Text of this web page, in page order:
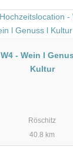
W4 - Wein l
Kultur
Röschitz
40.8 km